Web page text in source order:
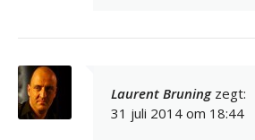
Laurent Bruning zegt:
31 juli 2014 om 18:44